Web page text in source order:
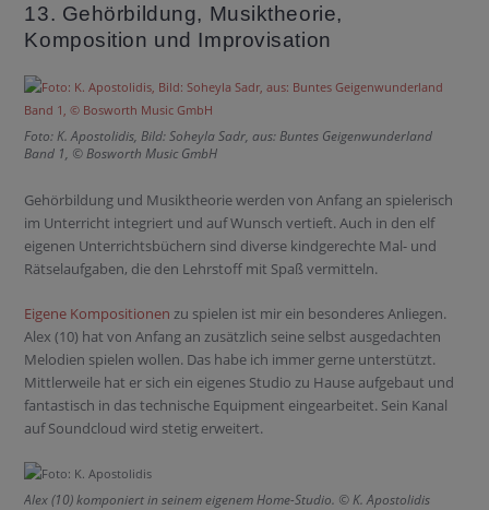
13. Gehörbildung, Musiktheorie,
Komposition und Improvisation
Foto: K. Apostolidis, Bild: Soheyla Sadr, aus: Buntes Geigenwunderland
Band 1, © Bosworth Music GmbH
Gehörbildung und Musiktheorie werden von Anfang an spielerisch
im Unterricht integriert und auf Wunsch vertieft. Auch in den elf
eigenen Unterrichtsbüchern sind diverse kindgerechte Mal- und
Rätselaufgaben, die den Lehrstoff mit Spaß vermitteln.
Eigene Kompositionen zu spielen ist mir ein besonderes Anliegen.
Alex (10) hat von Anfang an zusätzlich seine selbst ausgedachten
Melodien spielen wollen. Das habe ich immer gerne unterstützt.
Mittlerweile hat er sich ein eigenes Studio zu Hause aufgebaut und
fantastisch in das technische Equipment eingearbeitet. Sein Kanal
auf Soundcloud wird stetig erweitert.
Alex (10) komponiert in seinem eigenem Home-Studio. © K. Apostolidis